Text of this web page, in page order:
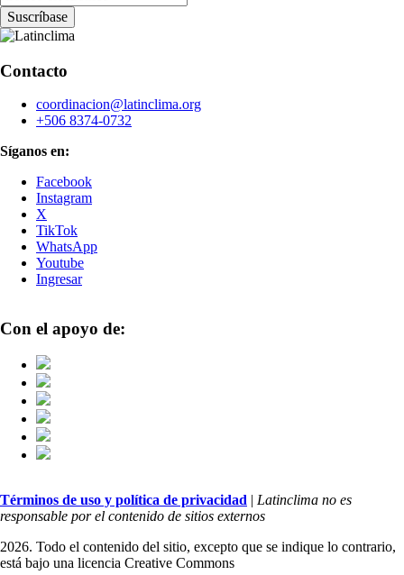
Contacto
coordinacion@latinclima.org
+506 8374-0732
Síganos en:
Facebook
Instagram
X
TikTok
WhatsApp
Youtube
Ingresar
Con el apoyo de:
Términos de uso y política de privacidad | Latinclima no es
responsable por el contenido de sitios externos
2026. Todo el contenido del sitio, excepto que se indique lo contrario,
está bajo una licencia Creative Commons